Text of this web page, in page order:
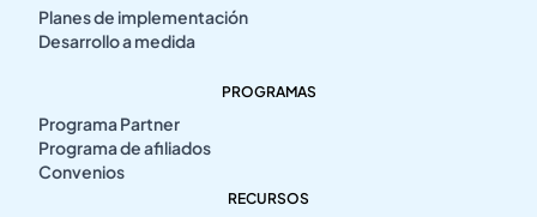
Planes de implementación
Desarrollo a medida
PROGRAMAS
Programa Partner
Programa de afiliados
Convenios
RECURSOS